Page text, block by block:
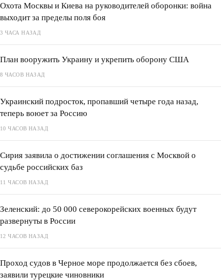
Охота Москвы и Киева на руководителей оборонки: война
выходит за пределы поля боя
3 ЧАСА НАЗАД
План вооружить Украину и укрепить оборону США
8 ЧАСОВ НАЗАД
Украинский подросток, пропавший четыре года назад,
теперь воюет за Россию
10 ЧАСОВ НАЗАД
Сирия заявила о достижении соглашения с Москвой о
судьбе российских баз
11 ЧАСОВ НАЗАД
Зеленский: до 50 000 северокорейских военных будут
развернуты в России
12 ЧАСОВ НАЗАД
Проход судов в Черное море продолжается без сбоев,
заявили турецкие чиновники